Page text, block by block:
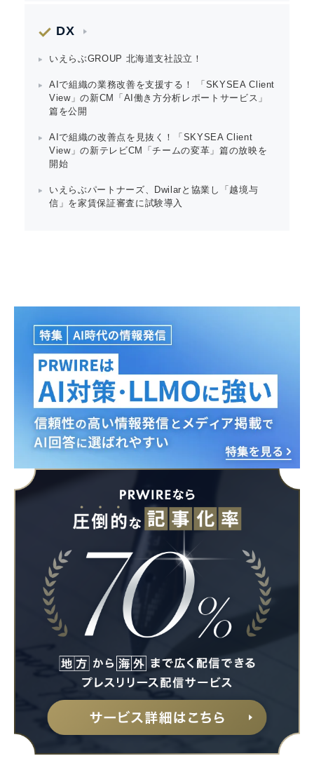
DX
いえらぶGROUP 北海道支社設立！
AIで組織の業務改善を支援する！ 「SKYSEA Client
View」の新CM「AI働き方分析レポートサービス」
篇を公開
AIで組織の改善点を見抜く！「SKYSEA Client
View」の新テレビCM「チームの変革」篇の放映を
開始
いえらぶパートナーズ、Dwilarと協業し「越境与
信」を家賃保証審査に試験導入
Japanese